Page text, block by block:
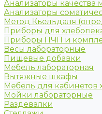
Анализаторы качества
Анализаторы
Метод Кьельдаля
Приборы для
Приборы ПЧП и
Весы лабораторные
Пищевые добавки
Мебель лабораторная
Вытяжные шкафы
Мебель для
Мойки лабораторные
Раздевалки